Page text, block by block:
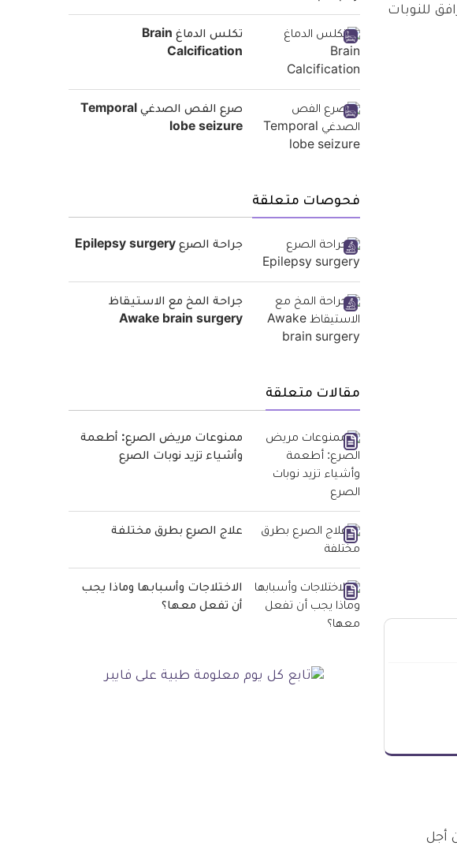
للنوبات
أجل
تكلس الدماغ Brain
Calcification
صرع الفص الصدغي Temporal
lobe seizure
فحوصات متعلقة
جراحة الصرع Epilepsy surgery
جراحة المخ مع الاستيقاظ
Awake brain surgery
مقالات متعلقة
ممنوعات مريض الصرع: أطعمة
وأشياء تزيد نوبات الصرع
علاج الصرع بطرق مختلفة
الاختلاجات وأسبابها وماذا يجب
أن تفعل معها؟